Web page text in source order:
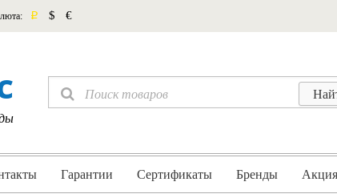
p $ €
Гарантии Сертификаты Бренды Акция